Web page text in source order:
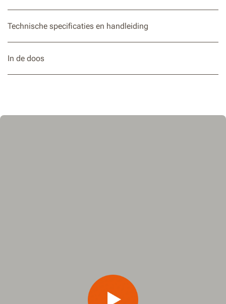
Technische specificaties en handleiding
In de doos